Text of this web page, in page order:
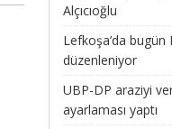
Alçıcıoğlu
Lefkoşa’da bugün
düzenleniyor
UBP-DP araziyi
ayarlaması yaptı